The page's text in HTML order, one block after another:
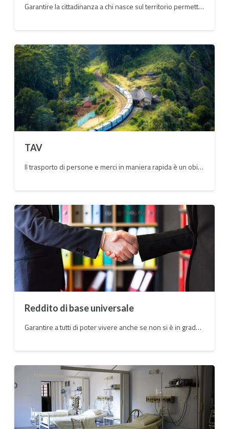
Garantire la cittadinanza a chi nasce sul territorio permetterebbe di risolvere molte delle problematiche sociali legate al fenomeno dell'immigrazione
TAV
Il trasporto di persone e merci in maniera rapida è un obiettivo che deve essere raggiunto ma è davvero questa la strada da percorrere?
Reddito di base universale
Garantire a tutti di poter vivere anche se non si è in grado di trovare un lavoro e allo stesso tempo aiutare chi non è più in grado di rientrare nel mondo del lavoro è una necessità del nostro tempo